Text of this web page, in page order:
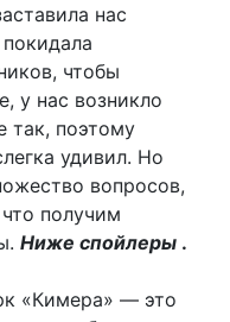
нас
чтобы
у нас возникло
так, поэтому
удивил. Но
вопросов,
получим
Ниже спойлеры .
«Кимера» — это